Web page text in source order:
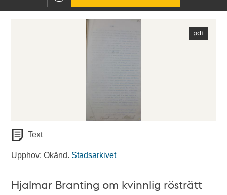
Text
Upphov: Okänd. Stadsarkivet
Hjalmar Branting om kvinnlig rösträtt